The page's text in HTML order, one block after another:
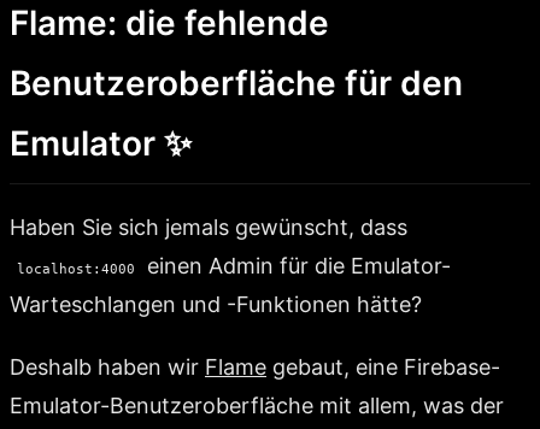
Flame: die fehlende
Benutzeroberfläche für den
Emulator ✨
Haben Sie sich jemals gewünscht, dass
localhost:4000
einen Admin für die Emulator-
Warteschlangen und -Funktionen hätte?
Deshalb haben wir Flame gebaut, eine Firebase-
Emulator-Benutzeroberfläche mit allem, was der